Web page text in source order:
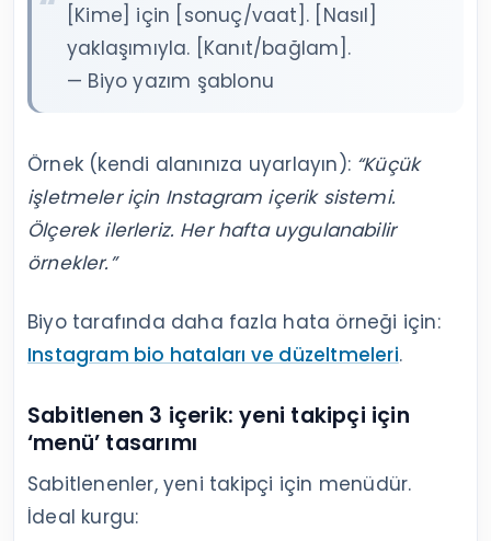
[Kime] için [sonuç/vaat]. [Nasıl]
yaklaşımıyla. [Kanıt/bağlam].
— Biyo yazım şablonu
Örnek (kendi alanınıza uyarlayın): “Küçük
işletmeler için Instagram içerik sistemi.
Ölçerek ilerleriz. Her hafta uygulanabilir
örnekler.”
Biyo tarafında daha fazla hata örneği için:
Instagram bio hataları ve düzeltmeleri.
Sabitlenen 3 içerik: yeni takipçi için
‘menü’ tasarımı
Sabitlenenler, yeni takipçi için menüdür.
İdeal kurgu: